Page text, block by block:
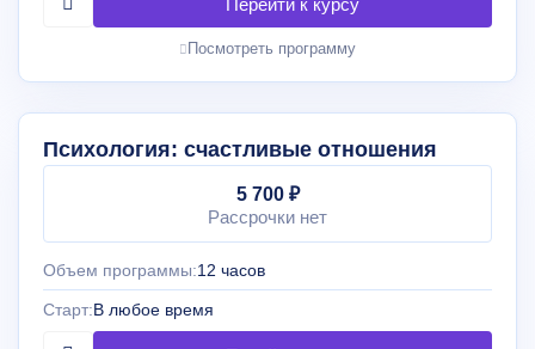
Посмотреть программу
Психология: счастливые отношения
5 700 ₽
Рассрочки нет
Объем программы:12 часов
Старт:В любое время